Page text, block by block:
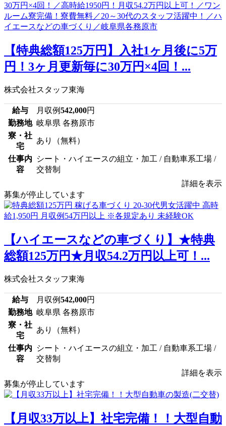
【特典総額125万円】入社1ヶ月後に5万
円！3ヶ月更新毎に30万円×4回！...
株式会社スタッフ東海
給与 月収例542,000円
勤務地 岐阜県 各務原市
寮・社
宅
あり（無料）
仕事内
容
シート・ハイエースの組立・加工 / 自動車系工場 /
交替制
詳細を表示
募集が停止しています
【ハイエースなどの車づくり】★特典
総額125万円★月収54.2万円以上可！...
株式会社スタッフ東海
給与 月収例542,000円
勤務地 岐阜県 各務原市
寮・社
宅
あり（無料）
仕事内
容
シート・ハイエースの組立・加工 / 自動車系工場 /
交替制
詳細を表示
募集が停止しています
【月収33万以上】社宅完備！！大型自動